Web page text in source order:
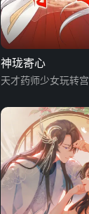
神珑寄心
天才药师少女玩转